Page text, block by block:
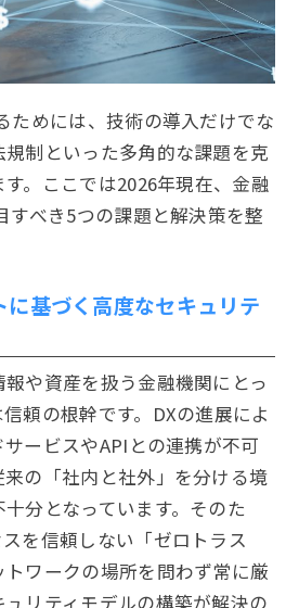
ためには、技術の導入だけでな
制といった多角的な課題を克
。ここでは2026年現在、金融
すべき5つの課題と解決策を整
に基づく高度なセキュリテ
や資産を扱う金融機関にとっ
頼の根幹です。DXの進展によ
ービスやAPIとの連携が不可
の「社内と社外」を分ける境
分となっています。そのた
を信頼しない「ゼロトラス
トワークの場所を問わず常に厳
リティモデルの構築が解決の